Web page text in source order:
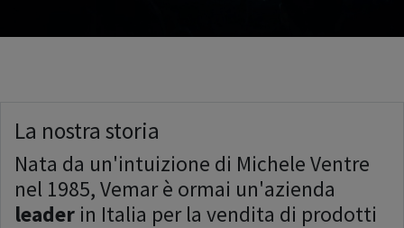
La nostra storia
Nata da un'intuizione di Michele Ventre
nel 1985, Vemar è ormai un'azienda
leader in Italia per la vendita di prodotti